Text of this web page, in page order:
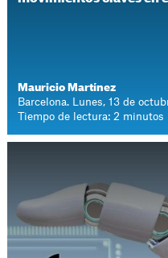
Mauricio Martínez
Barcelona. Lunes, 13 de
Tiempo de lectura: 2 minutos